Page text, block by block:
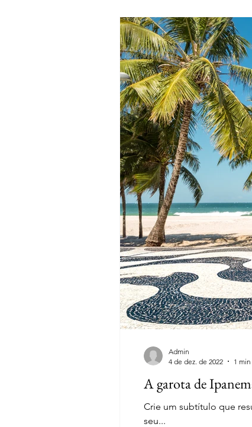
A garota de
Crie um subtítulo que
seu...
Admin
4 de dez. de 2022
1